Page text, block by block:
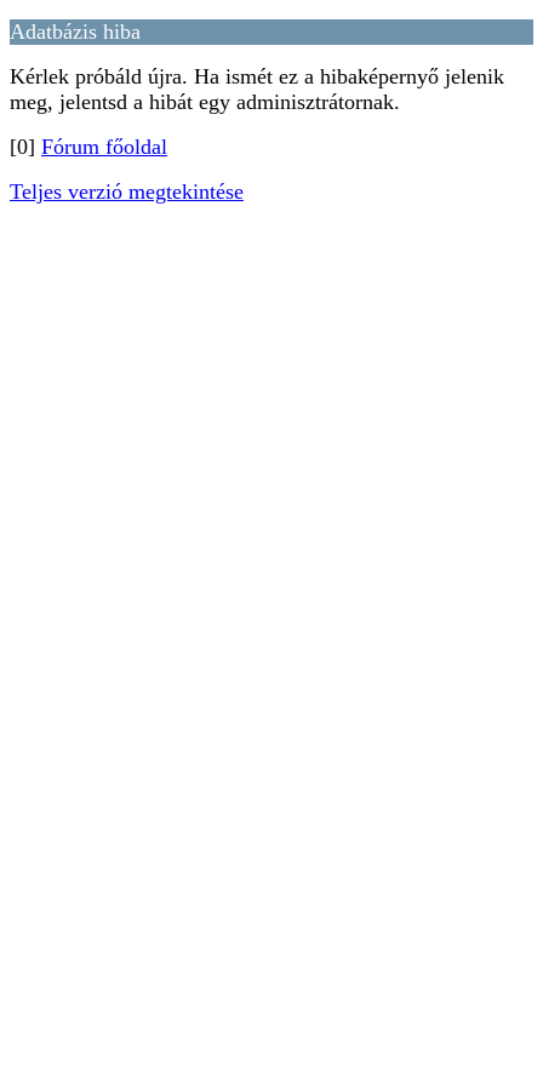
Adatbázis hiba
Kérlek próbáld újra. Ha ismét ez a hibaképernyő jelenik
meg, jelentsd a hibát egy adminisztrátornak.
[0] Fórum főoldal
Teljes verzió megtekintése